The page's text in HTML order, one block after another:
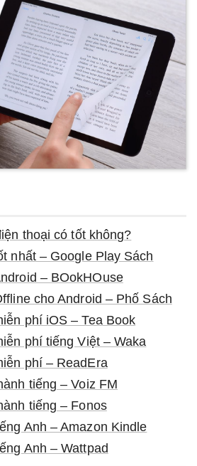
thoại có tốt không?
nhất – Google Play Sách
– BOokHOuse
cho Android – Phố Sách
phí iOS – Tea Book
phí tiếng Việt – Waka
phí – ReadEra
tiếng – Voiz FM
tiếng – Fonos
Anh – Amazon Kindle
Anh – Wattpad